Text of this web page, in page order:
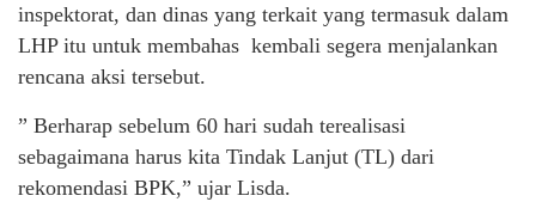
inspektorat, dan dinas yang terkait yang termasuk dalam
LHP itu untuk membahas kembali segera menjalankan
rencana aksi tersebut.
” Berharap sebelum 60 hari sudah terealisasi
sebagaimana harus kita Tindak Lanjut (TL) dari
rekomendasi BPK,” ujar Lisda.